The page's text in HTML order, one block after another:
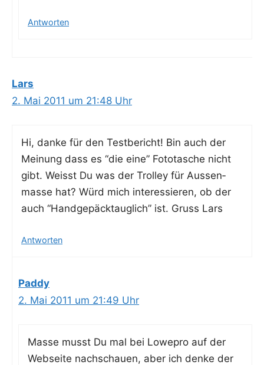
Antworten
Lars
2. Mai 2011 um 21:48 Uhr
Hi, dan­ke für den Test­be­richt! Bin auch der
Mei­nung dass es “die eine” Foto­ta­sche nicht
gibt. Weisst Du was der Trol­ley für Aus­sen­
mas­se hat? Würd mich inter­es­sie­ren, ob der
auch “Hand­ge­päck­taug­lich” ist. Gruss Lars
Antworten
Paddy
2. Mai 2011 um 21:49 Uhr
Mas­se musst Du mal bei Lowe­pro auf der
Web­sei­te nach­schau­en, aber ich den­ke der